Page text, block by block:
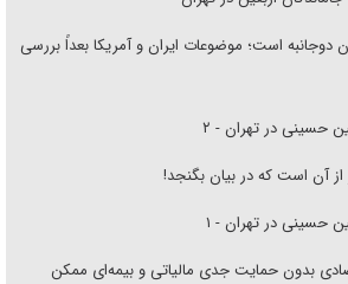
دوجانبه است؛ موضوعات ایران و آمریکا بعداً بررسی
حسینی در تهران - ۲
از آن است که در بیان بگنجد!
حسینی در تهران - ۱
بدون حمایت جدی مالیاتی و بیمه‌ای ممکن